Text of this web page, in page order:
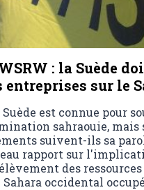
: la Suède
entreprises sur le
Suède est connue pour
sahraouie, mais
suivent-ils sa
rapport sur
des
Sahara occidental